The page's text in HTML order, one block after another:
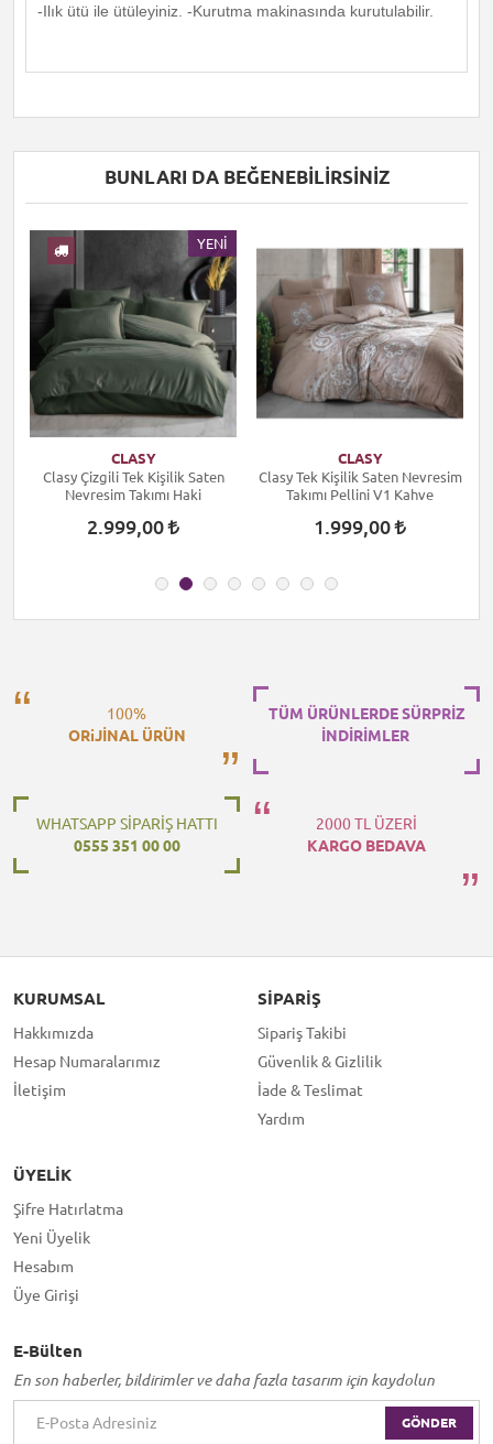
-Ilık ütü ile ütüleyiniz. -Kurutma makinasında kurutulabilir.
BUNLARI DA BEĞENEBILIRSINIZ
YENI
CLASY
Clasy Çizgili Tek Kişilik Saten
Nevresim Takımı Haki
2.999,00
CLASY
Clasy Tek Kişilik Saten Nevresim
Takımı Pellini V1 Kahve
1.999,00
100%
ORiJİNAL ÜRÜN
TÜM ÜRÜNLERDE SÜRPRİZ
İNDİRİMLER
WHATSAPP SİPARİŞ HATTI
0555 351 00 00
2000 TL ÜZERİ
KARGO BEDAVA
KURUMSAL
Hakkımızda
Hesap Numaralarımız
İletişim
SIPARIŞ
Sipariş Takibi
Güvenlik & Gizlilik
İade & Teslimat
Yardım
ÜYELIK
Şifre Hatırlatma
Yeni Üyelik
Hesabım
Üye Girişi
E-Bülten
En son haberler, bildirimler ve daha fazla tasarım için kaydolun
GÖNDER